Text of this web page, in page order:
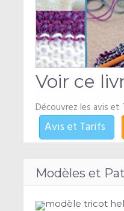
Voir ce
Découvrez les avis et
Avis et Tarifs
Modèles et
modèle tricot